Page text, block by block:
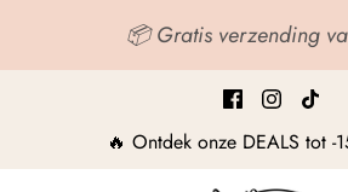
📦 Gratis verzending
🔥 Ontdek onze DEALS tot -